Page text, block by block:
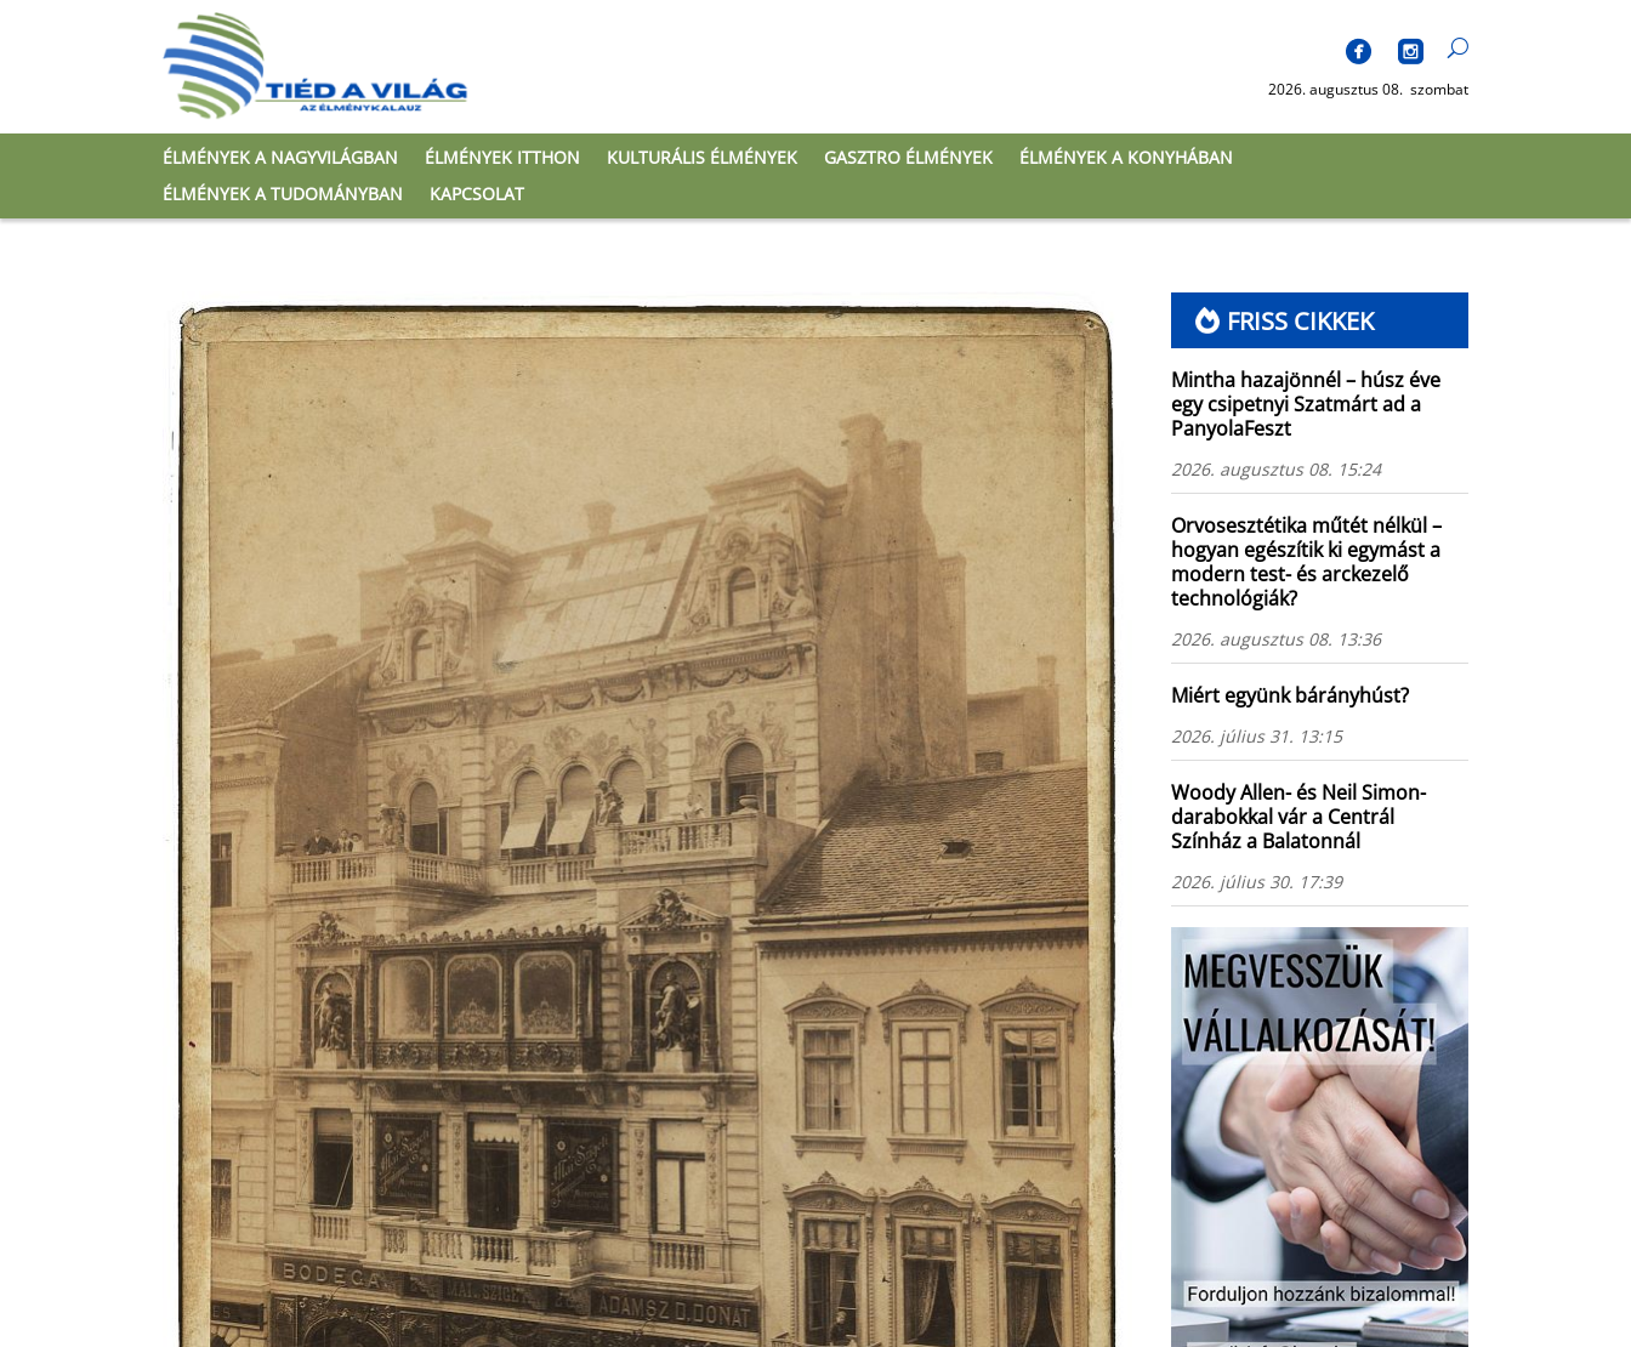
2026. augusztus 08. szombat
ÉLMÉNYEK A NAGYVILÁGBAN ÉLMÉNYEK ITTHON KULTURÁLIS ÉLMÉNYEK GASZTRO ÉLMÉNYEK
ÉLMÉNYEK A KONYHÁBAN
ÉLMÉNYEK A TUDOMÁNYBAN
KAPCSOLAT
FRISS CIKKEK
Mintha hazajönnél – húsz éve
egy csipetnyi Szatmárt ad a
PanyolaFeszt
2026. augusztus 08. 15:24
Orvosesztétika műtét nélkül –
hogyan egészítik ki egymást a
modern test- és arckezelő
technológiák?
2026. augusztus 08. 13:36
Miért együnk bárányhúst?
2026. július 31. 13:15
Woody Allen- és Neil Simon-
darabokkal vár a Centrál
Színház a Balatonnál
2026. július 30. 17:39